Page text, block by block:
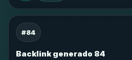
#84
Backlink generado 84